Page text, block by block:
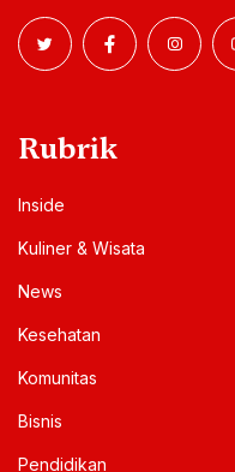
Rubrik
Inside
Kuliner & Wisata
News
Kesehatan
Komunitas
Bisnis
Pendidikan